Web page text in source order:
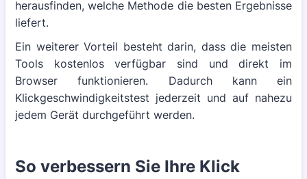
herausfinden, welche Methode die besten Ergebnisse
liefert.
Ein weiterer Vorteil besteht darin, dass die meisten
Tools kostenlos verfügbar sind und direkt im
Browser funktionieren. Dadurch kann ein
Klickgeschwindigkeitstest jederzeit und auf nahezu
jedem Gerät durchgeführt werden.
So verbessern Sie Ihre Klick